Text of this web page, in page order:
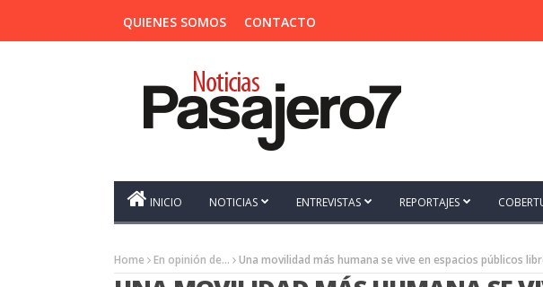
QUIENES SOMOS CONTACTO
INICIO NOTICIAS ENTREVISTAS REPORTAJES
Home En opinión de... Una movilidad más humana se vive en espacios públicos